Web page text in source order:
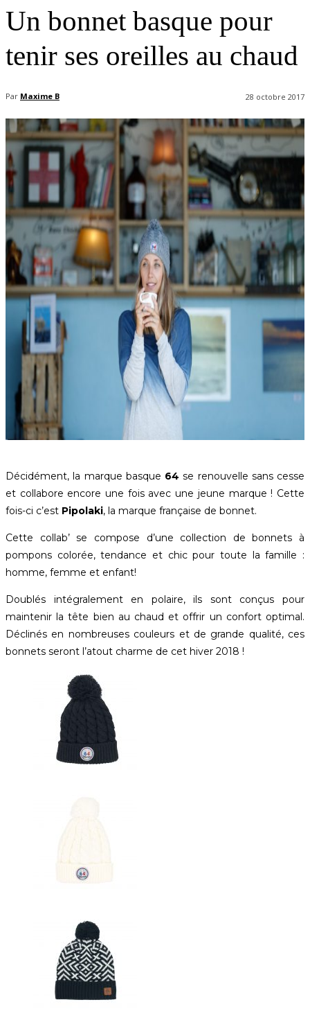
Un bonnet basque pour
tenir ses oreilles au chaud
Par Maxime B 28 octobre 2017
Décidément, la marque basque 64 se renouvelle sans cesse
et collabore encore une fois avec une jeune marque ! Cette
fois-ci c’est Pipolaki, la marque française de bonnet.
Cette collab’ se compose d’une collection de bonnets à
pompons colorée, tendance et chic pour toute la famille :
homme, femme et enfant!
Doublés intégralement en polaire, ils sont conçus pour
maintenir la tête bien au chaud et offrir un confort optimal.
Déclinés en nombreuses couleurs et de grande qualité, ces
bonnets seront l’atout charme de cet hiver 2018 !